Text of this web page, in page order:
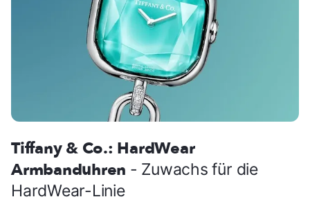
Tiffany & Co.: HardWear
Armbanduhren - Zuwachs für die
HardWear-Linie